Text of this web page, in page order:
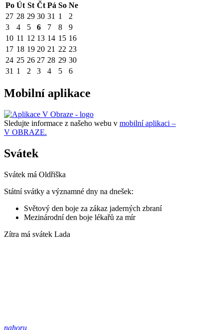
Po Út St Čt Pá So Ne
27 28 29 30 31 1
2
3
4 5 6 7 8
9
10 11 12 13 14 15 16
17 18 19 20 21 22 23
24 25 26 27 28 29 30
31 1 2 3 4 5 6
Mobilní aplikace
Sledujte informace z našeho webu v mobilní aplikaci –
V OBRAZE.
Svátek
Svátek má Oldřiška
Státní svátky a významné dny na dnešek:
Světový den boje za zákaz jaderných zbraní
Mezinárodní den boje lékařů za mír
Zítra má svátek Lada
nahoru